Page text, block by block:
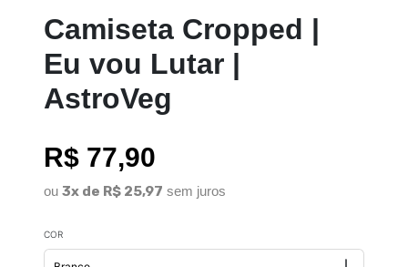
Camiseta Cropped |
Eu vou Lutar |
AstroVeg
R$ 77,90
ou 3x de R$ 25,97 sem juros
COR